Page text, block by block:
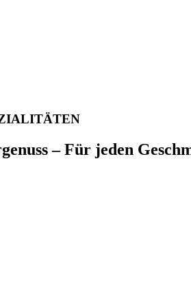
– Für jeden